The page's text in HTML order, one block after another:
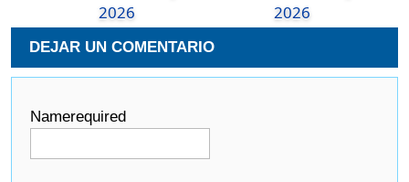
2026
2026
DEJAR UN COMENTARIO
Namerequired